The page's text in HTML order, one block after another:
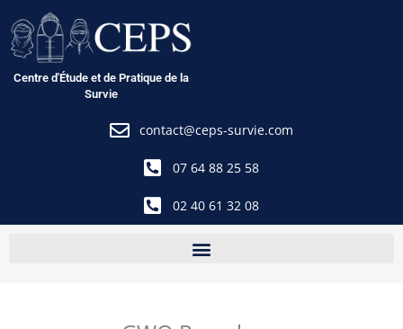
au
contenu
Centre d'Étude et de Pratique de la
Survie
contact@ceps-survie.com
07 64 88 25 58
02 40 61 32 08